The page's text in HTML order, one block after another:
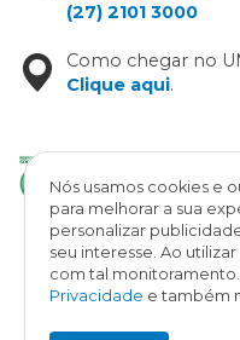
(27) 2101 3000
Como chegar no
Clique aqui.
Nós usamos cookies e
para melhorar a sua
personalizar
seu interesse. Ao
com tal
Privacidade e também